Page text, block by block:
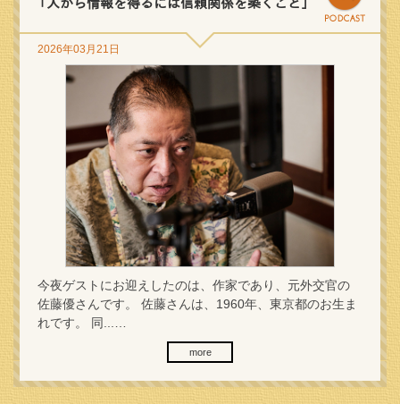
2026年03月21日
今夜ゲストにお迎えしたのは、作家であり、元外交官の
佐藤優さんです。 佐藤さんは、1960年、東京都のお生ま
れです。 同...…
more